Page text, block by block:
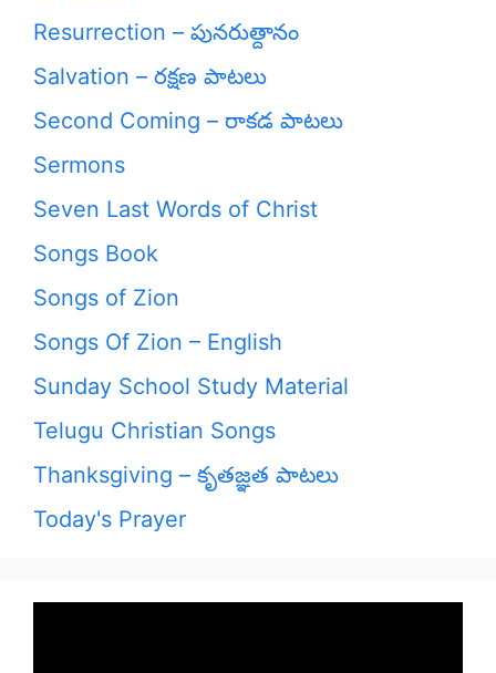
Resurrection – పునరుత్దానం
Salvation – రక్షణ పాటలు
Second Coming – రాకడ పాటలు
Sermons
Seven Last Words of Christ
Songs Book
Songs of Zion
Songs Of Zion – English
Sunday School Study Material
Telugu Christian Songs
Thanksgiving – కృతజ్ఞత పాటలు
Today's Prayer